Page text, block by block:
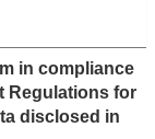
in compliance
Regulations for
disclosed in